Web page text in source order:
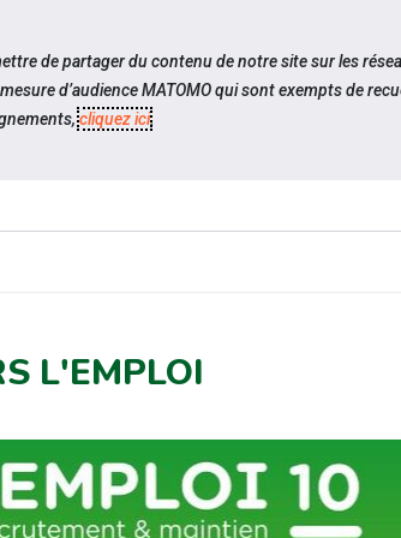
ESPACE
L'EMPLOI
de partager du contenu de notre site sur les
d’audience MATOMO qui sont exempts de
cliquez ici.